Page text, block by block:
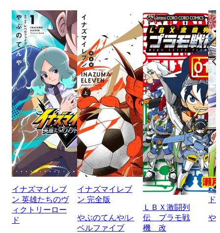
イナズマイレブ
ン 英雄たちのヴ
ィクトリーロー
ド
イナズマイレブ
ン 完全版
やぶのてんや/レ
ベルファイブ
ＬＢＸ激闘列
伝 プラモ戦
機 改
ベ
ド
や